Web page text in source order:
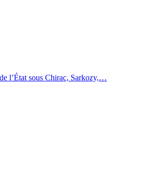
l’État sous Chirac, Sarkozy,…